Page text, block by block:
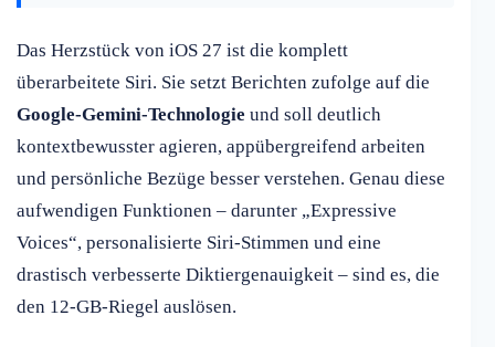
Das Herzstück von iOS 27 ist die komplett
überarbeitete Siri. Sie setzt Berichten zufolge auf die
Google-Gemini-Technologie und soll deutlich
kontextbewusster agieren, appübergreifend arbeiten
und persönliche Bezüge besser verstehen. Genau diese
aufwendigen Funktionen – darunter „Expressive
Voices“, personalisierte Siri-Stimmen und eine
drastisch verbesserte Diktiergenauigkeit – sind es, die
den 12-GB-Riegel auslösen.